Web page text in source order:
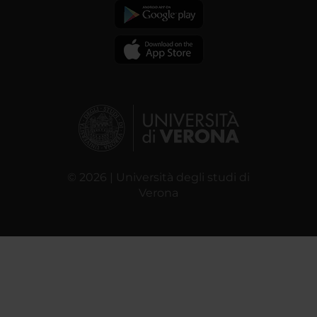
© 2026 | Università degli studi di
Verona